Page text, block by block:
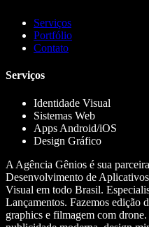
Serviços
Portfólio
Contato
Serviços
Identidade Visual
Sistemas Web
Apps Android/iOS
Design Gráfico
A Agência Gênios é sua
Desenvolvimento de
Visual em todo Brasil.
Lançamentos. Fazemos edição
graphics e filmagem com